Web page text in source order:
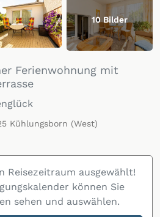
10 Bilder
Ferienwohnung mit
Kühlungsborn (West)
Reisezeitraum ausgewählt!
können Sie
sehen und auswählen.